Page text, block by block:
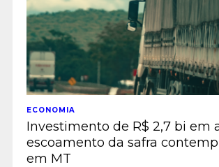
ECONOMIA
Investimento de R$ 2,7 bi em
escoamento da safra
em MT